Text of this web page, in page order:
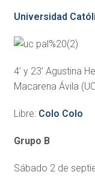
Universidad
4’ y 23’ Agustina
Macarena Ávila
Libre: Colo Colo
Grupo B
Sábado 2 de